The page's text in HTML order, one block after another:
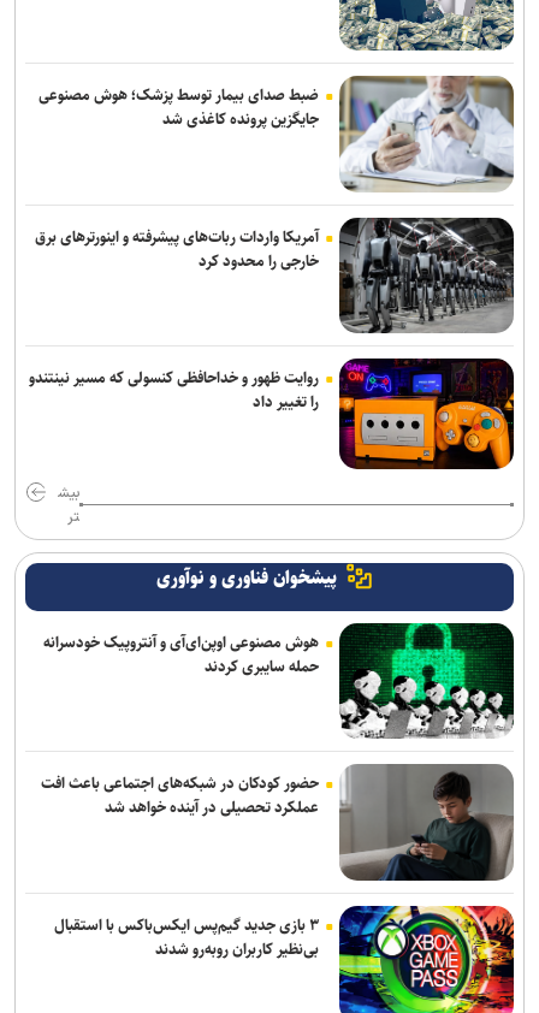
اطلاعات بیش از ۱۰۰ هزار نیروی پلیس و کارمند امنیتی بریتانیا هک شد
اس‌جی ۱۰۰۰ کنسولی که امپراتوری سگا را پایه‌گذاری کرد
ضبط صدای بیمار توسط پزشک؛ هوش مصنوعی
جایگزین پرونده کاغذی شد
آمریکا واردات ربات‌های پیشرفته و اینورترهای برق
خارجی را محدود کرد
روایت ظهور و خداحافظی کنسولی که مسیر نینتندو
را تغییر داد
بیش
تر
پیشخوان فناوری و نوآوری
هوش مصنوعی اوپن‌ای‌آی و آنتروپیک خودسرانه
حمله سایبری کردند
حضور کودکان در شبکه‌های اجتماعی باعث افت
عملکرد تحصیلی در آینده خواهد شد
۳ بازی جدید گیم‌پس ایکس‌باکس با استقبال
بی‌نظیر کاربران روبه‌رو شدند